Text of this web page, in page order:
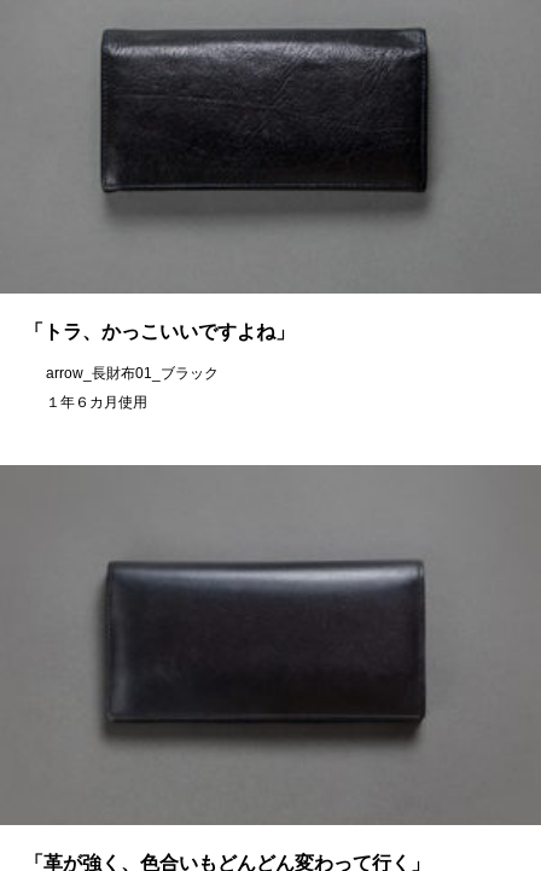
「トラ、かっこいいですよね」
arrow_長財布01_ブラック
１年６カ月使用
「革が強く、色合いもどんどん変わって行く」